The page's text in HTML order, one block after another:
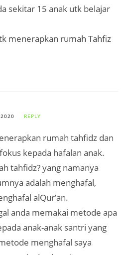
sekitar 15 anak utk belajar
menerapkan rumah Tahfiz
REPLY
rumah tahfidz dan
kepada hafalan anak.
tahfidz? yang namanya
adalah menghafal,
alQur’an.
anda memakai metode apa
anak-anak santri yang
menghafal saya